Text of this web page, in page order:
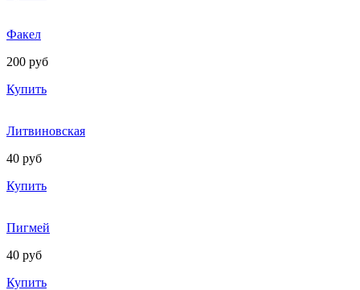
Факел
200 руб
Купить
Литвиновская
40 руб
Купить
Пигмей
40 руб
Купить